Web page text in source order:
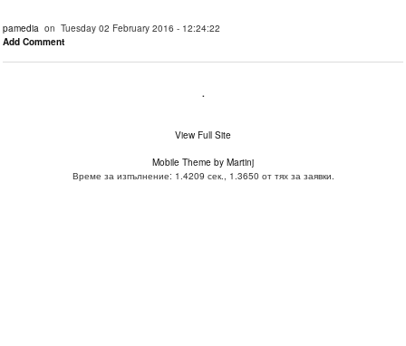
pamedia on Tuesday 02 February 2016 - 12:24:22
Add Comment
.
View Full Site
Mobile Theme by Martinj
Време за изпълнение: 1.4209 сек., 1.3650 от тях за заявки.